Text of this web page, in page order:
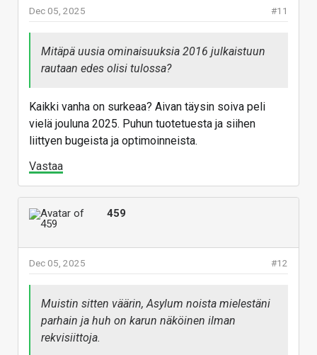
#11
Dec 05, 2025
Mitäpä uusia ominaisuuksia 2016 julkaistuun
rautaan edes olisi tulossa?
Kaikki vanha on surkeaa? Aivan täysin soiva peli
vielä jouluna 2025. Puhun tuotetuesta ja siihen
liittyen bugeista ja optimoinneista.
Vastaa
459
#12
Dec 05, 2025
Muistin sitten väärin, Asylum noista mielestäni
parhain ja huh on karun näköinen ilman
rekvisiittoja.